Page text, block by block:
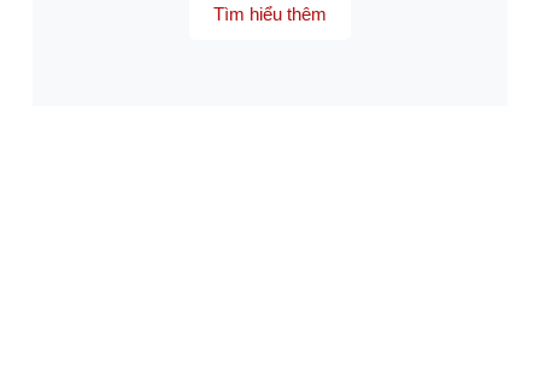
Tìm hiểu thêm